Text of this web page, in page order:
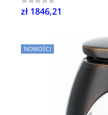
zł 1846,21
NOWOŚCI